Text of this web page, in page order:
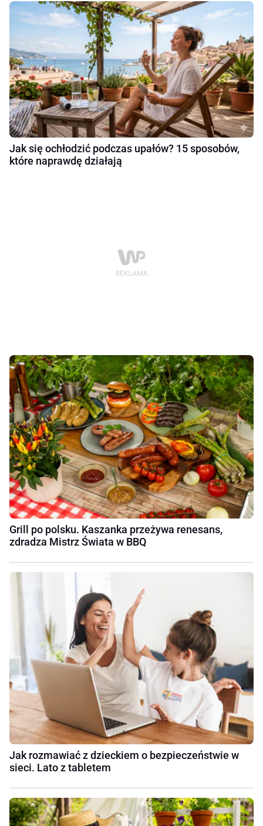
Jak się ochłodzić podczas upałów? 15 sposobów,
które naprawdę działają
Grill po polsku. Kaszanka przeżywa renesans,
zdradza Mistrz Świata w BBQ
Jak rozmawiać z dzieckiem o bezpieczeństwie w
sieci. Lato z tabletem